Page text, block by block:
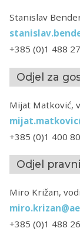
Stanislav
+385 (0)1 488
Odjel za
Mijat Matković,
+385 (0)1 400
Odjel
Miro Križan,
+385 (0)1 488